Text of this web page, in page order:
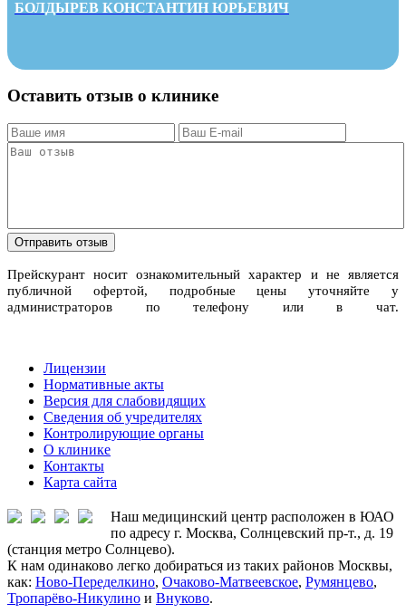
БОЛДЫРЕВ КОНСТАНТИН ЮРЬЕВИЧ
Оставить отзыв о клинике
Прейскурант носит ознакомительный характер и не является
публичной офертой, подробные цены уточняйте у
администраторов по телефону или в чат.
Лицензии
Нормативные акты
Версия для слабовидящих
Сведения об учредителях
Контролирующие органы
О клинике
Контакты
Карта сайта
Наш медицинский центр расположен в ЮАО
по адресу г. Москва, Солнцевский пр-т., д. 19
(станция метро Солнцево).
К нам одинаково легко добираться из таких районов Москвы,
как: Ново-Переделкино, Очаково-Матвеевское, Румянцево,
Тропарёво-Никулино и Внуково.